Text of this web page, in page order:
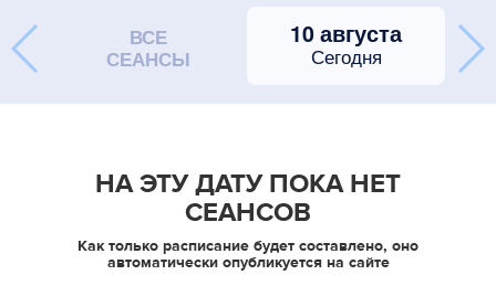
ВСЕ
СЕАНСЫ
10 августа
Сегодня
НА ЭТУ ДАТУ ПОКА НЕТ
СЕАНСОВ
Как только расписание будет составлено, оно
автоматически опубликуется на сайте